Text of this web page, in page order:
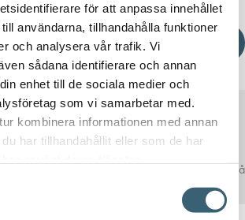
för att anpassa innehållet
användarna, tillhandahålla funktioner
och analysera vår trafik. Vi
sådana identifierare och annan
enhet till de sociala medier och
som vi samarbetar med.
kombinera informationen med annan
har tillhandahållit eller som de har
Ladda ner produktblad
som ofta passar bra ihop med det du tittar på